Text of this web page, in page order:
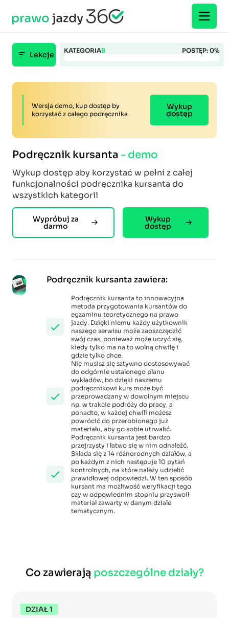
Lekcje KATEGORIAB POSTĘP: 0%
Wersja demo, kup dostęp by
korzystać z całego podręcznika
Wykup
dostęp
Podręcznik kursanta - demo
Wykup dostęp aby korzystać w pełni z całej
funkcjonalności podręcznika kursanta do
wszystkich kategorii
Wypróbuj za
darmo
Wykup
dostęp
Podręcznik kursanta zawiera:
Podręcznik kursanta to innowacyjna
metoda przygotowania kursantów do
egzaminu teoretycznego na prawo
jazdy. Dzięki niemu każdy użytkownik
naszego serwisu może zaoszczędzić
swój czas, ponieważ może uczyć się,
kiedy tylko ma na to wolną chwilę i
gdzie tylko chce.
Nie musisz się sztywno dostosowywać
do odgórnie ustalonego planu
wykładów, bo dzięki naszemu
podręcznikowi kurs może być
przeprowadzany w dowolnym miejscu
np. w trakcie podróży do pracy, a
ponadto, w każdej chwili możesz
powrócić do przerobionego już
materiału, aby go sobie utrwalić.
Podręcznik kursanta jest bardzo
przejrzysty i łatwo się w nim odnaleźć.
Składa się z 14 różnorodnych działów, a
po każdym z nich następuje 10 pytań
kontrolnych, na które należy udzielić
prawidłowej odpowiedzi. W ten sposób
kursant ma możliwość weryfikacji tego
czy w odpowiednim stopniu przyswoił
materiał zawarty w danym dziale
tematycznym.
Co zawierają poszczególne działy?
DZIAŁ 1